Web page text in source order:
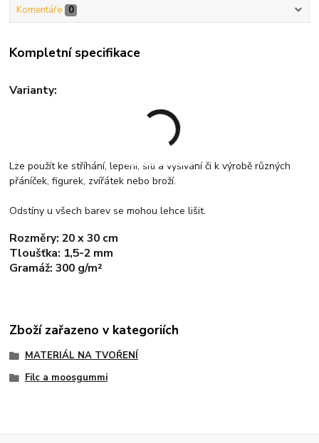
Komentáře 0
Kompletní specifikace
Varianty:
Lze použít ke stříhání, lepení, šítí a vyšívání či k výrobě různých
přáníček, figurek, zvířátek nebo broží.
Odstíny u všech barev se mohou lehce lišit.
Rozměry:20 x 30 cm
Tloušťka: 1,5-2 mm
Gramáž:300 g/m²
Zboží zařazeno v kategoriích
MATERIÁL NA TVOŘENÍ
Filc a moosgummi